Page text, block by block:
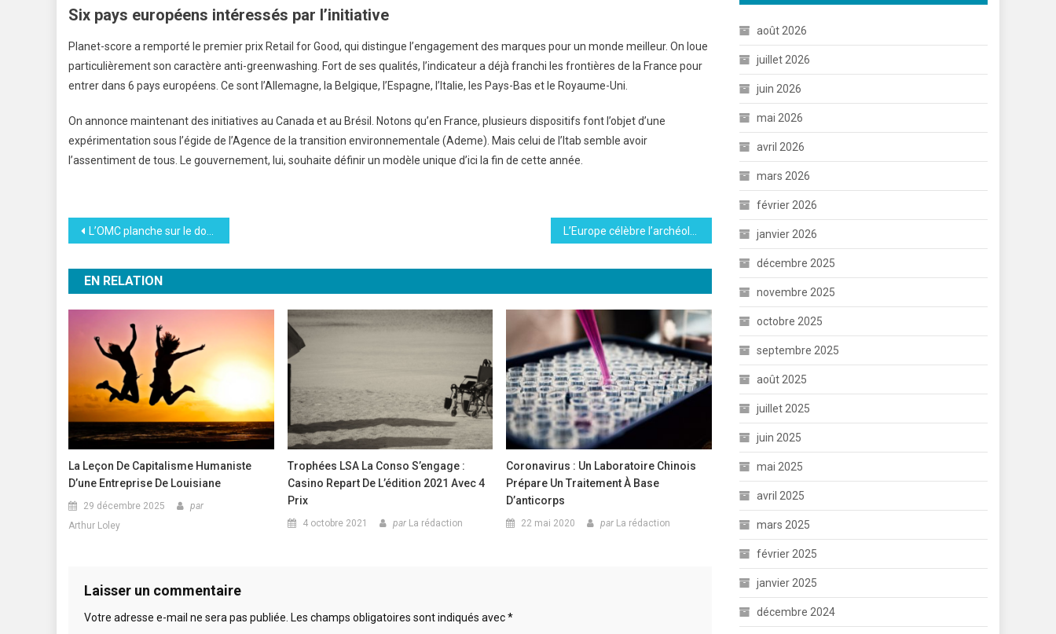
Six pays européens intéressés par l’initiative
Planet-score a remporté le premier prix Retail for Good, qui distingue l’engagement des marques pour un monde meilleur. On loue
particulièrement son caractère anti-greenwashing. Fort de ses qualités, l’indicateur a déjà franchi les frontières de la France pour
entrer dans 6 pays européens. Ce sont l’Allemagne, la Belgique, l’Espagne, l’Italie, les Pays-Bas et le Royaume-Uni.
On annonce maintenant des initiatives au Canada et au Brésil. Notons qu’en France, plusieurs dispositifs font l’objet d’une
expérimentation sous l’égide de l’Agence de la transition environnementale (Ademe). Mais celui de l’Itab semble avoir
l’assentiment de tous. Le gouvernement, lui, souhaite définir un modèle unique d’ici la fin de cette année.
Navigation
de
l’article
L’OMC planche sur le dossier de la surpêche
EN RELATION
La Leçon De Capitalisme Humaniste
D’une Entreprise De Louisiane
29 décembre 2025
par
Arthur Loley
Trophées LSA La Conso S’engage :
Casino Repart De L’édition 2021 Avec 4
Prix
4 octobre 2021 par La rédaction
Coronavirus : Un Laboratoire Chinois
Prépare Un Traitement À Base
D’anticorps
22 mai 2020 par La rédaction
Laisser un commentaire
Votre adresse e-mail ne sera pas publiée. Les champs obligatoires sont indiqués avec*
août 2026
juillet 2026
juin 2026
mai 2026
avril 2026
mars 2026
février 2026
janvier 2026
décembre 2025
novembre 2025
octobre 2025
septembre 2025
août 2025
juillet 2025
juin 2025
mai 2025
avril 2025
mars 2025
février 2025
janvier 2025
décembre 2024